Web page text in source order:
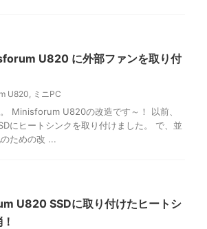
U820 に外部ファンを取り付
U820 ミニPC
Minisforum U820の改造です～！ 以前、
にヒートシンクを取り付けました。 で、並
ための改 ...
U820 SSDに取り付けたヒートシ